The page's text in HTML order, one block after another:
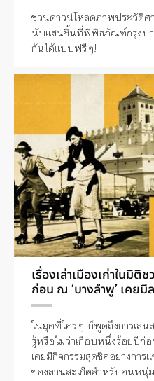
ชวนดาวน์โหลดภาพประวัติ
นับแสนชิ้นที่พิพิธภัณฑ์กรุงปารี
กันได้แบบฟรีๆ!
เรื่องเล่าเมืองเก่าในมิ
ก่อน ณ ‘บางลำพู’ เคยมีล
ในยุคที่ใครๆ ก็พูดถึงการเล่
รู้หรือไม่ว่าเกือบหนึ่งร้อยปีก่อ
เคยมีกิจกรรมสุดชิคอย่างการ
ของลานสะเก๊ตสำหรับคนหนุ่